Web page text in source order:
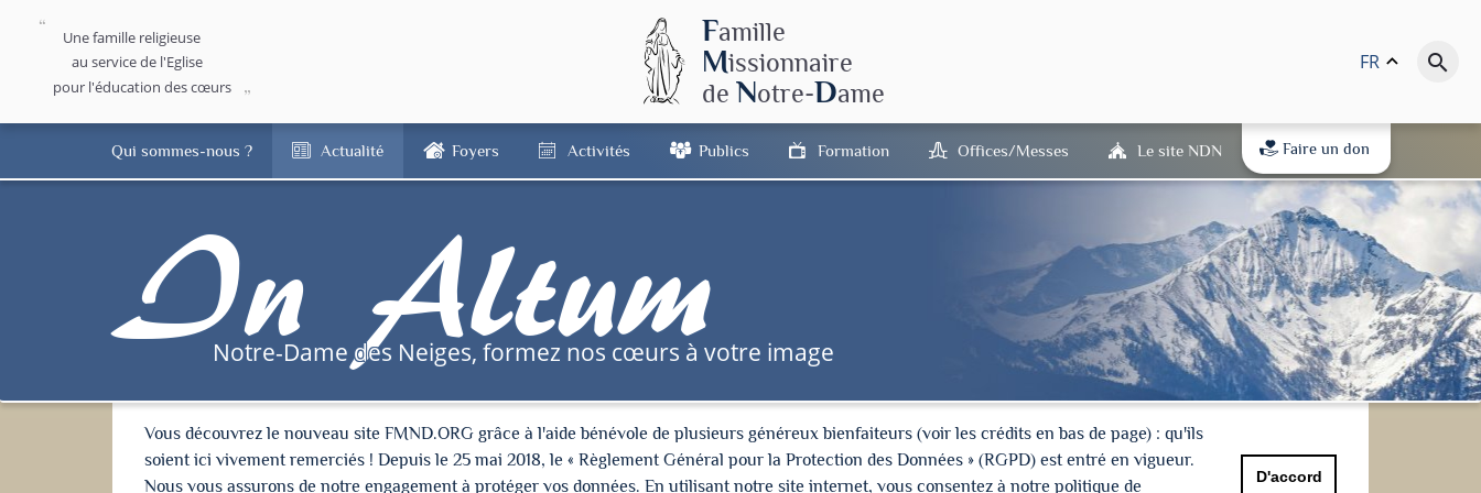
Une famille religieuse
au service de l'Eglise
pour l'éducation des cœurs
Famille
Missionnaire
de Notre-Dame
FR keyboard_arrow_up search
Qui sommes-nous ? Actualité Foyers Activités Publics Formation Offices/Messes Le site NDN Faire un don
In Altum
Notre-Dame des Neiges, formez nos cœurs à votre image
Vous découvrez le nouveau site FMND.ORG grâce à l'aide bénévole de plusieurs généreux bienfaiteurs (voir les crédits en bas de page) : qu'ils
soient ici vivement remerciés ! Depuis le 25 mai 2018, le « Règlement Général pour la Protection des Données » (RGPD) est entré en vigueur.
Nous vous assurons de notre engagement à protéger vos données. En utilisant notre site internet, vous consentez à notre politique de
D'accord